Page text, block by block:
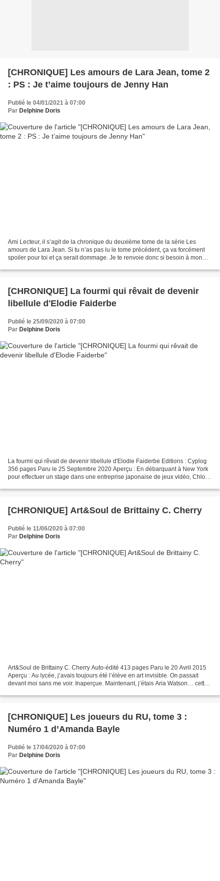
[CHRONIQUE] Les amours de Lara Jean, tome 2
: PS : Je t’aime toujours de Jenny Han
Publié le 04/01/2021 à 07:00
Par Delphine Doris
Ami Lecteur, il s’agit de la chronique du deuxième tome de la série Les
amours de Lara Jean. Si tu n’as pas lu le tome précédent, ça va forcément
spoiler pour toi et ça serait dommage. Je te renvoie donc si besoin à mon
[CHRONIQUE] La fourmi qui rêvait de devenir
libellule d'Elodie Faiderbe
Publié le 25/09/2020 à 07:00
Par Delphine Doris
La fourmi qui rêvait de devenir libellule d'Elodie Faiderbe Editions : Cyplog
356 pages Paru le 25 Septembre 2020 Aperçu : En débarquant à New York
pour effectuer un stage dans une entreprise japonaise de jeux vidéo, Chloé
[CHRONIQUE] Art&Soul de Brittainy C. Cherry
Publié le 11/06/2020 à 07:00
Par Delphine Doris
Art&Soul de Brittainy C. Cherry Auto-édité 413 pages Paru le 20 Avril 2015
Aperçu : Au lycée, j’avais toujours été l’élève en art invisible. On passait
devant moi sans me voir. Inaperçue. Maintenant, j’étais Aria Watson… cette
[CHRONIQUE] Les joueurs du RU, tome 3 :
Numéro 1 d’Amanda Bayle
Publié le 17/04/2020 à 07:00
Par Delphine Doris